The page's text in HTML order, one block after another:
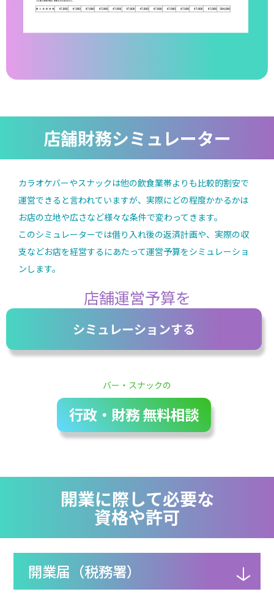
店舗財務シミュレーター
カラオケバーやスナックは他の飲食業帯よりも比較的割安で
運営できると言われていますが、実際にどの程度かかるかは
お店の立地や広さなど様々な条件で変わってきます。
このシミュレーターでは借り入れ後の返済計画や、実際の収
支などお店を経営するにあたって運営予算をシミュレーショ
ンします。
店舗運営予算を
シミュレーションする
バー・スナックの
行政・財務 無料相談
開業に際して必要な
資格や許可
開業届（税務署）